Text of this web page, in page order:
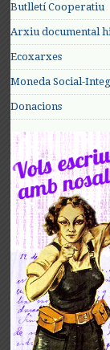
Butlletí Cooperatiu
Arxiu documental
Ecoxarxes
Moneda Social-
Donacions